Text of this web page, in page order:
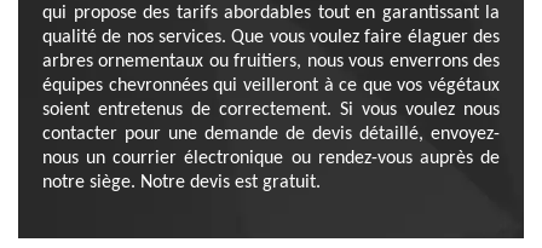
qui propose des tarifs abordables tout en garantissant la
qualité de nos services. Que vous voulez faire élaguer des
arbres ornementaux ou fruitiers, nous vous enverrons des
équipes chevronnées qui veilleront à ce que vos végétaux
soient entretenus de correctement. Si vous voulez nous
contacter pour une demande de devis détaillé, envoyez-
nous un courrier électronique ou rendez-vous auprès de
notre siège. Notre devis est gratuit.